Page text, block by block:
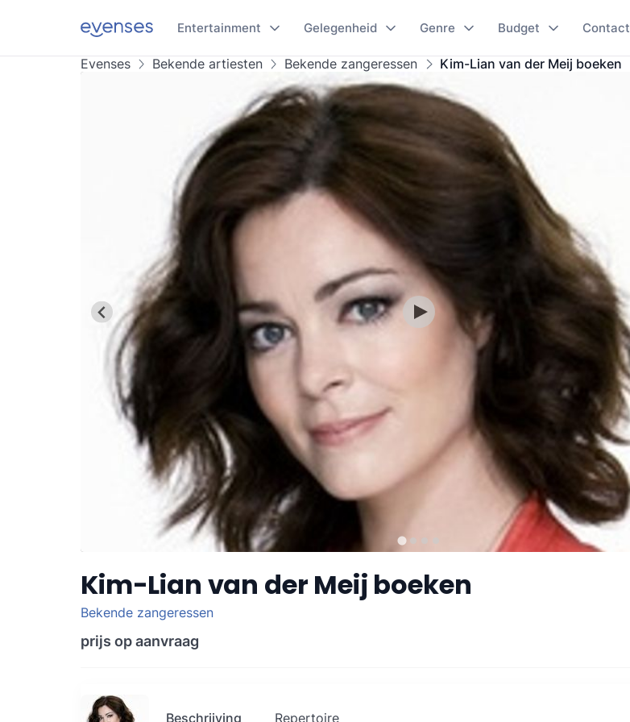
Entertainment Gelegenheid Genre Budget Contact
Evenses Bekende artiesten Bekende zangeressen Kim-Lian van der Meij boeken
Kim-Lian van der Meij boeken
Bekende zangeressen
prijs op aanvraag
Beschrijving Repertoire